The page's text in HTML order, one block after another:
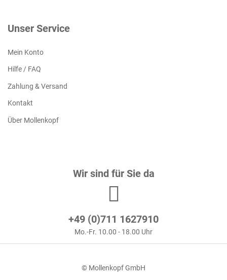
Unser Service
Mein Konto
Hilfe / FAQ
Zahlung & Versand
Kontakt
Über Mollenkopf
Wir sind für Sie da
+49 (0)711 1627910
Mo.-Fr. 10.00 - 18.00 Uhr
© Mollenkopf GmbH